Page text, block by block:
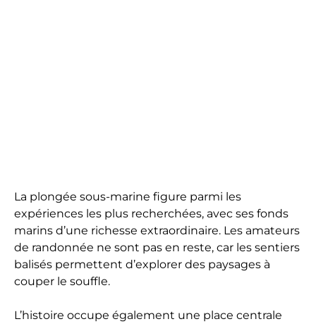
La plongée sous-marine figure parmi les
expériences les plus recherchées, avec ses fonds
marins d’une richesse extraordinaire. Les amateurs
de randonnée ne sont pas en reste, car les sentiers
balisés permettent d’explorer des paysages à
couper le souffle.
L’histoire occupe également une place centrale